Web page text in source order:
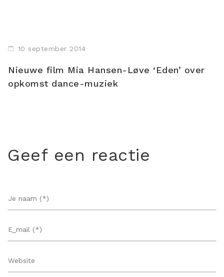
10 september 2014
Nieuwe film Mia Hansen-Løve ‘Eden’ over
opkomst dance-muziek
Geef een reactie